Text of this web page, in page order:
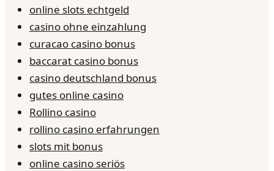
online slots echtgeld
casino ohne einzahlung
curacao casino bonus
baccarat casino bonus
casino deutschland bonus
gutes online casino
Rollino casino
rollino casino erfahrungen
slots mit bonus
online casino seriös